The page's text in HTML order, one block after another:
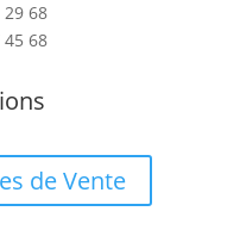
29 68
45 68
de Vente